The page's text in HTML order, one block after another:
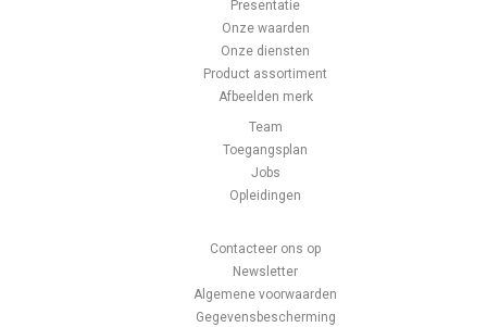
Presentatie
Onze waarden
Onze diensten
Product assortiment
Afbeelden merk
Team
Toegangsplan
Jobs
Opleidingen
Contacteer ons op
Newsletter
Algemene voorwaarden
Gegevensbescherming